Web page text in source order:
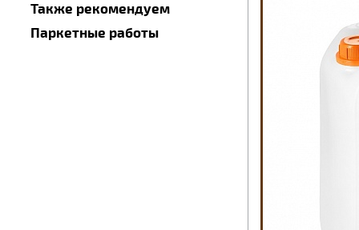
Также рекомендуем
Паркетные работы